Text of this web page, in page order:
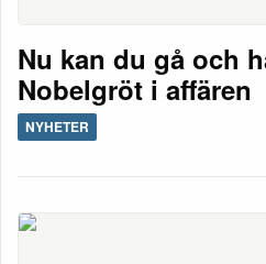
Nu kan du gå och
Nobelgröt i affären
NYHETER